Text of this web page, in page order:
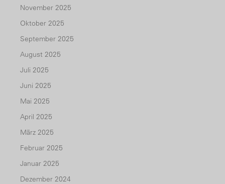
November 2025
Oktober 2025
September 2025
August 2025
Juli 2025
Juni 2025
Mai 2025
April 2025
März 2025
Februar 2025
Januar 2025
Dezember 2024